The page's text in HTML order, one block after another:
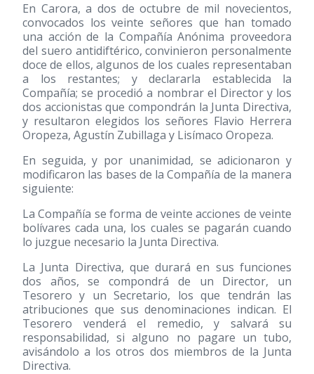
En Carora, a dos de octubre de mil novecientos,
convocados los veinte señores que han tomado
una acción de la Compañía Anónima proveedora
del suero antidiftérico, convinieron personalmente
doce de ellos, algunos de los cuales representaban
a los restantes; y declararla establecida la
Compañía; se procedió a nombrar el Director y los
dos accionistas que compondrán la Junta Directiva,
y resultaron elegidos los señores Flavio Herrera
Oropeza, Agustín Zubillaga y Lisímaco Oropeza.
En seguida, y por unanimidad, se adicionaron y
modificaron las bases de la Compañía de la manera
siguiente:
La Compañía se forma de veinte acciones de veinte
bolívares cada una, los cuales se pagarán cuando
lo juzgue necesario la Junta Directiva.
La Junta Directiva, que durará en sus funciones
dos años, se compondrá de un Director, un
Tesorero y un Secretario, los que tendrán las
atribuciones que sus denominaciones indican. El
Tesorero venderá el remedio, y salvará su
responsabilidad, si alguno no pagare un tubo,
avisándolo a los otros dos miembros de la Junta
Directiva.